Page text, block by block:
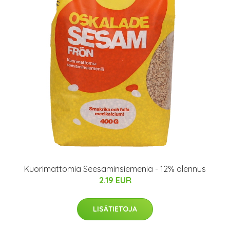
Kuorimattomia Seesaminsiemeniä - 12% alennus
2.19 EUR
LISÄTIETOJA